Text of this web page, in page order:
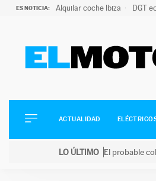
ES NOTICIA: Alquilar coche Ibiza DGT
ELÉCTRICOS
CONDUCIR
ACTUALIDAD
LO ÚLTIMO El probable